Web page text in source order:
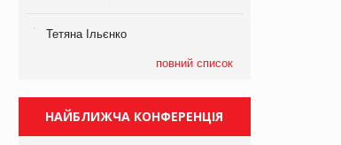
Брагина Людмила
Просування компанії на
Тетяна Ільєнко
повний список
НАЙБЛИЖЧА КОНФЕРЕНЦІЯ